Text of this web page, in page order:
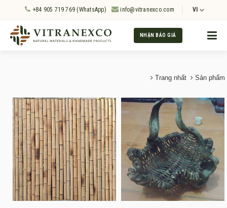
+84 905 719 769 (WhatsApp) info@vitranexco.com VI
NHẬN BÁO GIÁ
Trang nhất Sản phẩm